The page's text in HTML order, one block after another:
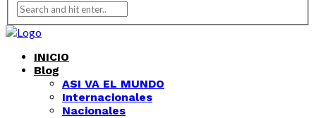
INICIO
Blog
ASI VA EL MUNDO
Internacionales
Nacionales